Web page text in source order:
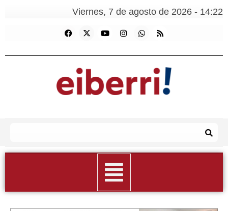
Viernes, 7 de agosto de 2026 - 14:22